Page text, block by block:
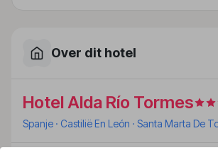
Over dit hotel
Hotel Alda Río Tormes
Spanje · Castilië En León · Santa Marta De